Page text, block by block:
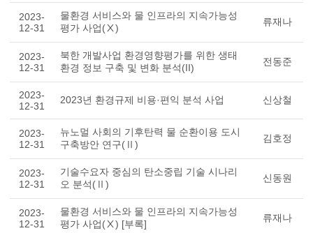
2023-
12-31
물환경 서비스와 물 인프라의 지속가능성
평가 사업(Ⅹ)
류재나
2023-
12-31
북한 개발사업 환경영향평가를 위한 생태
환경 정보 구축 및 변화 분석(II)
전동준
2023-
12-31
2023년 환경규제 비용·편익 분석 사업 신상철
2023-
12-31
뉴노멀 사회의 기후탄력 물 순환이용 도시
구축방안 연구(Ⅱ)
김호정
2023-
12-31
기술수요자 중심의 탄소중립 기술 시나리
오 분석(Ⅱ)
신동원
2023-
12-31
물환경 서비스와 물 인프라의 지속가능성
평가 사업(Ⅹ) [부록]
류재나